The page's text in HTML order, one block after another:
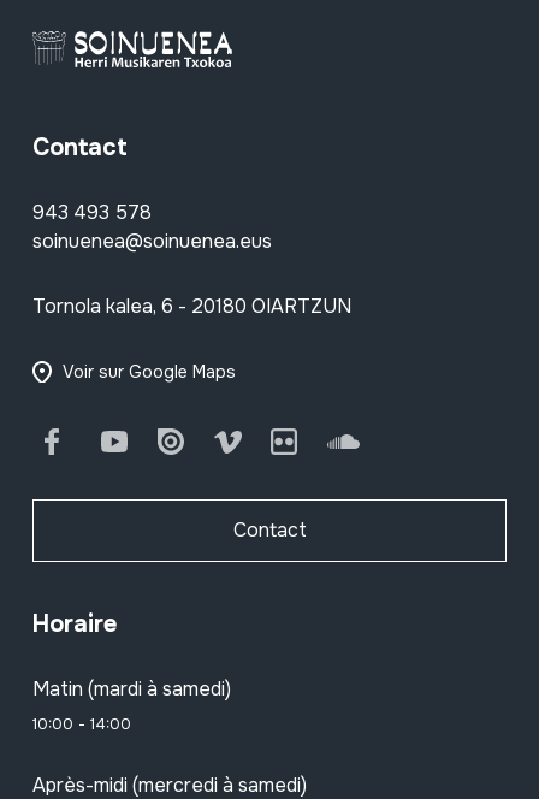
Contact
943 493 578
soinuenea@soinuenea.eus
Tornola kalea, 6 - 20180 OIARTZUN
Voir sur Google Maps
FacebookYoutube Issuu Vimeo Flickr SoundCloud
Contact
Horaire
Matin (mardi à samedi)
10:00 - 14:00
Après-midi (mercredi à samedi)